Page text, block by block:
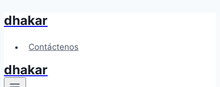
Skip
content
dhakar
Contáctenos
dhakar